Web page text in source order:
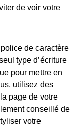
de voir votre
de caractère
type d’écriture
pour mettre en
utilisez des
page de votre
conseillé de
votre